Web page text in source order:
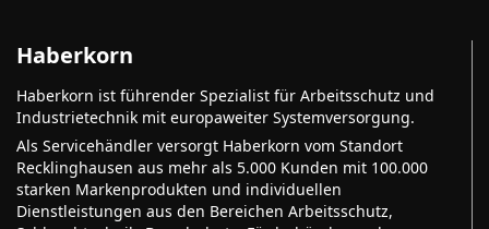
Haberkorn
Haberkorn ist führender Spezialist für Arbeitsschutz und
Industrietechnik mit europaweiter Systemversorgung.
Als Servicehändler versorgt Haberkorn vom Standort
Recklinghausen aus mehr als 5.000 Kunden mit 100.000
starken Markenprodukten und individuellen
Dienstleistungen aus den Bereichen Arbeitsschutz,